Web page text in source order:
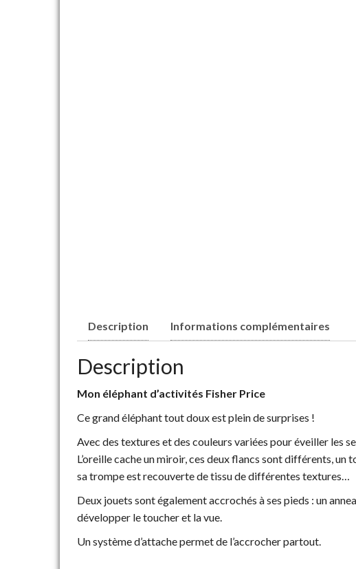
Description Informations complémentaires
Description
Mon éléphant d’activités Fisher Price
Ce grand éléphant tout doux est plein de surprises !
Avec des textures et des couleurs variées pour éveiller les
L’oreille cache un miroir, ces deux flancs sont différents,
sa trompe est recouverte de tissu de différentes textures…
Deux jouets sont également accrochés à ses pieds : un
développer le toucher et la vue.
Un système d’attache permet de l’accrocher partout.